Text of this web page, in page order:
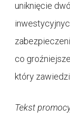
uniknięcie
co
który
Tekst